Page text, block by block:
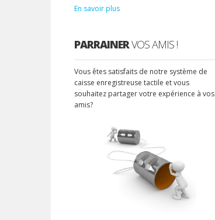
En savoir plus
PARRAINERVOS AMIS !
Vous êtes satisfaits de notre système de
caisse enregistreuse tactile et vous
souhaitez partager votre expérience à vos
amis?